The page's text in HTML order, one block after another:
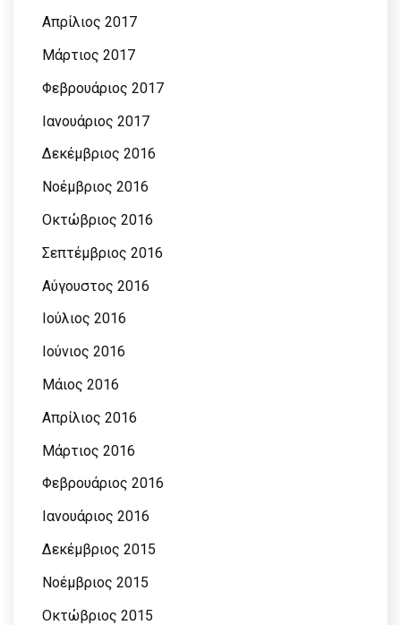
Απρίλιος 2017
Μάρτιος 2017
Φεβρουάριος 2017
Ιανουάριος 2017
Δεκέμβριος 2016
Νοέμβριος 2016
Οκτώβριος 2016
Σεπτέμβριος 2016
Αύγουστος 2016
Ιούλιος 2016
Ιούνιος 2016
Μάιος 2016
Απρίλιος 2016
Μάρτιος 2016
Φεβρουάριος 2016
Ιανουάριος 2016
Δεκέμβριος 2015
Νοέμβριος 2015
Οκτώβριος 2015